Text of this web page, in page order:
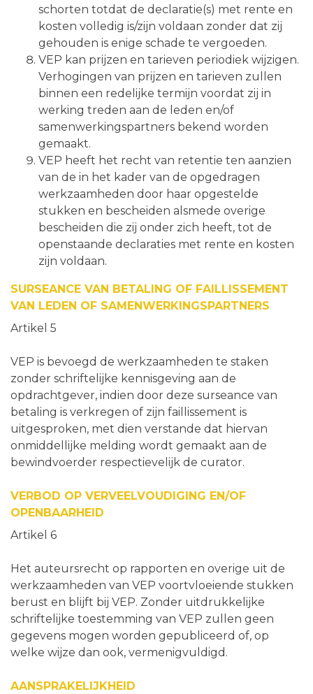
schorten totdat de declaratie(s) met rente en
kosten volledig is/zijn voldaan zonder dat zij
gehouden is enige schade te vergoeden.
VEP kan prijzen en tarieven periodiek wijzigen.
Verhogingen van prijzen en tarieven zullen
binnen een redelijke termijn voordat zij in
werking treden aan de leden en/of
samenwerkingspartners bekend worden
gemaakt.
VEP heeft het recht van retentie ten aanzien
van de in het kader van de opgedragen
werkzaamheden door haar opgestelde
stukken en bescheiden alsmede overige
bescheiden die zij onder zich heeft, tot de
openstaande declaraties met rente en kosten
zijn voldaan.
SURSEANCE VAN BETALING OF FAILLISSEMENT
VAN LEDEN OF SAMENWERKINGSPARTNERS
Artikel 5
VEP is bevoegd de werkzaamheden te staken
zonder schriftelijke kennisgeving aan de
opdrachtgever, indien door deze surseance van
betaling is verkregen of zijn faillissement is
uitgesproken, met dien verstande dat hiervan
onmiddellijke melding wordt gemaakt aan de
bewindvoerder respectievelijk de curator.
VERBOD OP VERVEELVOUDIGING EN/OF
OPENBAARHEID
Artikel 6
Het auteursrecht op rapporten en overige uit de
werkzaamheden van VEP voortvloeiende stukken
berust en blijft bij VEP. Zonder uitdrukkelijke
schriftelijke toestemming van VEP zullen geen
gegevens mogen worden gepubliceerd of, op
welke wijze dan ook, vermenigvuldigd.
AANSPRAKELIJKHEID